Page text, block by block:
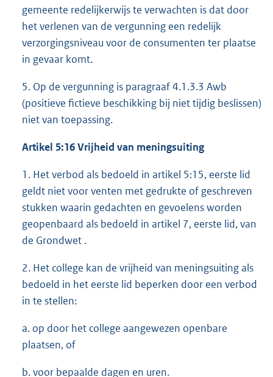
gemeente redelijkerwijs te verwachten is dat door
het verlenen van de vergunning een redelijk
verzorgingsniveau voor de consumenten ter plaatse
in gevaar komt.
5. Op de vergunning is paragraaf 4.1.3.3 Awb
(positieve fictieve beschikking bij niet tijdig beslissen)
niet van toepassing.
Artikel 5:16 Vrijheid van meningsuiting
1. Het verbod als bedoeld in artikel 5:15, eerste lid
geldt niet voor venten met gedrukte of geschreven
stukken waarin gedachten en gevoelens worden
geopenbaard als bedoeld in artikel 7, eerste lid, van
de Grondwet .
2. Het college kan de vrijheid van meningsuiting als
bedoeld in het eerste lid beperken door een verbod
in te stellen:
a. op door het college aangewezen openbare
plaatsen, of
b. voor bepaalde dagen en uren.